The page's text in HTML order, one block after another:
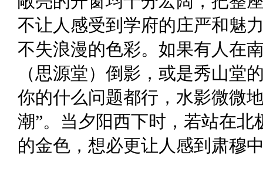
不让人感受到学府的庄严和魅
不失浪漫的色彩。如果有人在
（思源堂）倒影，或是秀山堂
你的什么问题都行，水影微微
潮”。当夕阳西下时，若站在
的金色，想必更让人感到肃穆